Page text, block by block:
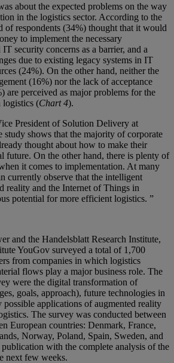
about the expected problems on the way
in the logistics sector. According to the
of respondents (34%) thought that it would
to implement the necessary
security concerns as a barrier, and a
due to existing legacy systems in IT
(24%). On the other hand, neither the
(16%) nor the lack of acceptance
are perceived as major problems for the
logistics (Chart 4).
President of Solution Delivery at
study shows that the majority of corporate
thought about how to make their
future. On the other hand, there is plenty of
it comes to implementation. At many
currently observe that the intelligent
reality and the Internet of Things in
potential for more efficient logistics. ”
and the Handelsblatt Research Institute,
YouGov surveyed a total of 1,700
from companies in which logistics
flows play a major business role. The
were the digital transformation of
goals, approach), future technologies in
possible applications of augmented reality
The survey was conducted between
European countries: Denmark, France,
Norway, Poland, Spain, Sweden, and
with the complete analysis of the
next few weeks.